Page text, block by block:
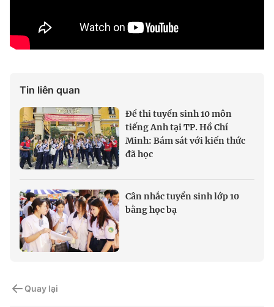
Tin liên quan
Đề thi tuyển sinh 10 môn
tiếng Anh tại TP. Hồ Chí
Minh: Bám sát với kiến thức
đã học
Cân nhắc tuyển sinh lớp 10
bằng học bạ
Quay lại